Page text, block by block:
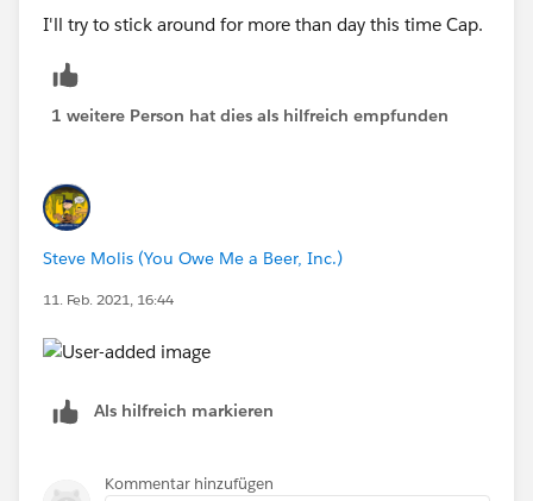
I'll try to stick around for more than day this time Cap.
1 weitere Person hat dies als hilfreich empfunden
Steve Molis (You Owe Me a Beer, Inc.)
11. Feb. 2021, 16:44
Als hilfreich markieren
Kommentar hinzufügen